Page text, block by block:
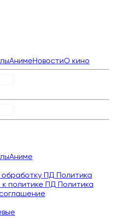
АнимеНовостиО кино
Аниме
ПД Политика
политике ПД Политика